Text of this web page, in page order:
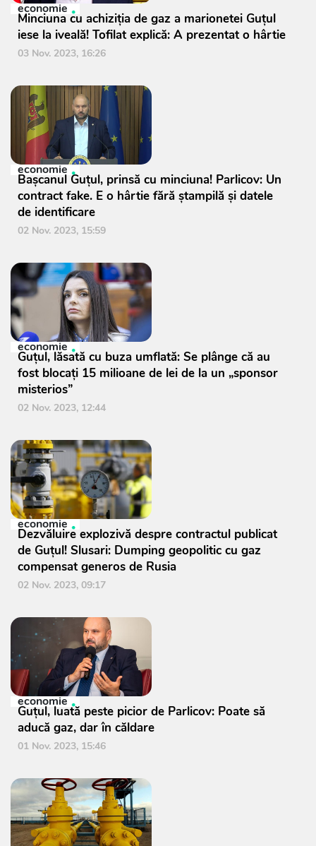
economie
Minciuna cu achiziția de gaz a marionetei Guțul
iese la iveală! Tofilat explică: A prezentat o hârtie
03 Nov. 2023, 16:26
economie
Bașcanul Guțul, prinsă cu minciuna! Parlicov: Un
contract fake. E o hârtie fără ștampilă și datele
de identificare
02 Nov. 2023, 15:59
economie
Guțul, lăsată cu buza umflată: Se plânge că au
fost blocați 15 milioane de lei de la un „sponsor
misterios”
02 Nov. 2023, 12:44
economie
Dezvăluire explozivă despre contractul publicat
de Guțul! Slusari: Dumping geopolitic cu gaz
compensat generos de Rusia
02 Nov. 2023, 09:17
economie
Guțul, luată peste picior de Parlicov: Poate să
aducă gaz, dar în căldare
01 Nov. 2023, 15:46